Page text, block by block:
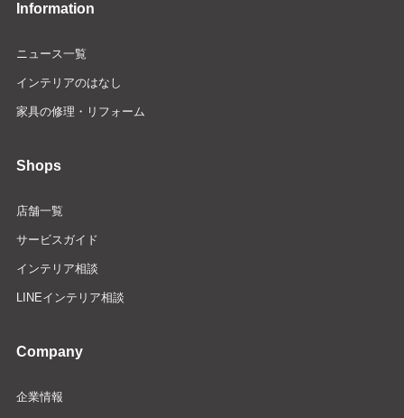
Information
ニュース一覧
インテリアのはなし
家具の修理・リフォーム
Shops
店舗一覧
サービスガイド
インテリア相談
LINEインテリア相談
Company
企業情報